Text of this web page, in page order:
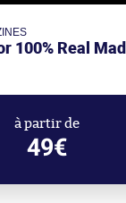
100% Real
à partir de
49€